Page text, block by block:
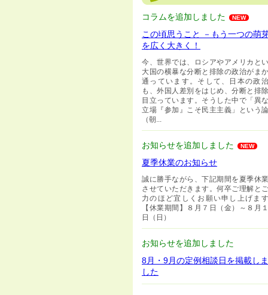
コラムを追加しました NEW
この頃思うこと －もう一つの萌
を広く大きく！
今、世界では、ロシアやアメリカと
大国の横暴な分断と排除の政治がま
通っています。そして、日本の政
も、外国人差別をはじめ、分断と排
目立っています。そうした中で「異
立場『参加』こそ民主主義」という
（朝...
お知らせを追加しました NEW
夏季休業のお知らせ
誠に勝手ながら、下記期間を夏季休
させていただきます。何卒ご理解と
力のほど宜しくお願い申し上げます
【休業期間】８月７日（金）～８月
日（日）
お知らせを追加しました
8月・9月の定例相談日を掲載しま
した